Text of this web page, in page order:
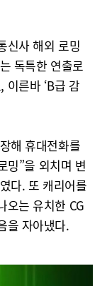
신사 해외 로밍
독특한 연출로
이른바 ‘B급 감
해 휴대전화를
밍”을 외치며 변
다. 또 캐리어를
오는 유치한 CG
을 자아냈다.